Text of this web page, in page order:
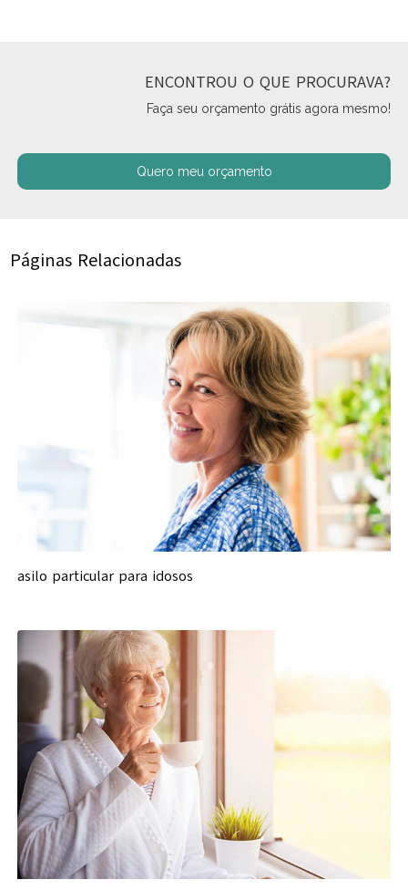
ENCONTROU O QUE PROCURAVA?
Faça seu orçamento grátis agora mesmo!
Quero meu orçamento
Páginas Relacionadas
asilo particular para idosos